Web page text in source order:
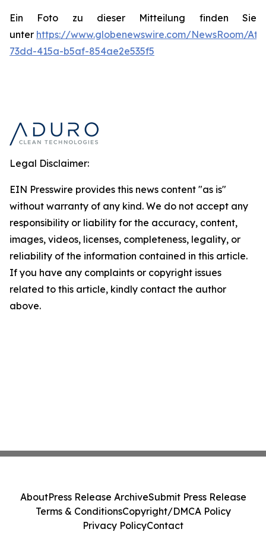
Ein Foto zu dieser Mitteilung finden Sie
unter https://www.globenewswire.com/NewsRoom/
73dd-415a-b5af-854ae2e535f5
Legal Disclaimer:
EIN Presswire provides this news content "as is"
without warranty of any kind. We do not accept any
responsibility or liability for the accuracy, content,
images, videos, licenses, completeness, legality, or
reliability of the information contained in this article.
If you have any complaints or copyright issues
related to this article, kindly contact the author
above.
AboutPress Release ArchiveSubmit Press Release
Terms & ConditionsCopyright/DMCA Policy
Privacy PolicyContact